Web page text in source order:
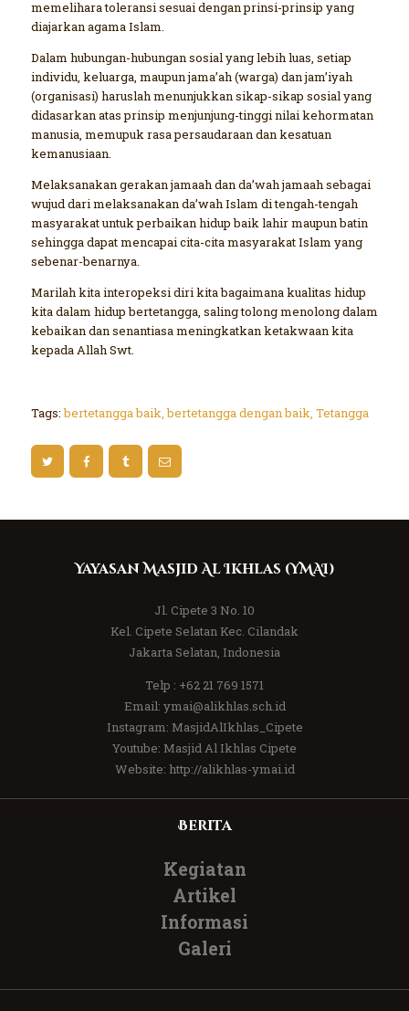
memelihara toleransi sesuai dengan prinsi-prinsip yang
diajarkan agama Islam.
Dalam hubungan-hubungan sosial yang lebih luas, setiap
individu, keluarga, maupun jama’ah (warga) dan jam’iyah
(organisasi) haruslah menunjukkan sikap-sikap sosial yang
didasarkan atas prinsip menjunjung-tinggi nilai kehormatan
manusia, memupuk rasa persaudaraan dan kesatuan
kemanusiaan.
Melaksanakan gerakan jamaah dan da’wah jamaah sebagai
wujud dari melaksanakan da’wah Islam di tengah-tengah
masyarakat untuk perbaikan hidup baik lahir maupun batin
sehingga dapat mencapai cita-cita masyarakat Islam yang
sebenar-benarnya.
Marilah kita interopeksi diri kita bagaimana kualitas hidup
kita dalam hidup bertetangga, saling tolong menolong dalam
kebaikan dan senantiasa meningkatkan ketakwaan kita
kepada Allah Swt.
Tags:bertetangga baik,bertetangga dengan baik, Tetangga
Yayasan Masjid Al Ikhlas (YMAI)
Jl. Cipete 3 No. 10
Kel. Cipete Selatan Kec. Cilandak
Jakarta Selatan, Indonesia
Telp : +62 21 769 1571
Email: ymai@alikhlas.sch.id
Instagram: MasjidAlIkhlas_Cipete
Youtube: Masjid Al Ikhlas Cipete
Website: http://alikhlas-ymai.id
Berita
Kegiatan
Artikel
Informasi
Galeri